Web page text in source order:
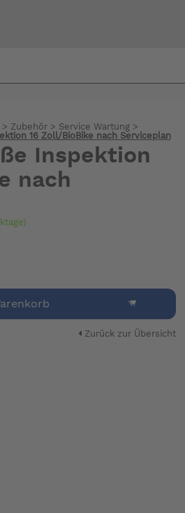
Zubehör> Service Wartung>
16 Zoll/BioBike nach Serviceplan
Inspektion
nach
Zurück zur Übersicht